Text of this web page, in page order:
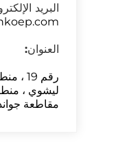
البريد
العنوان:
رقم 19
ليشوي ،
مقاطعة